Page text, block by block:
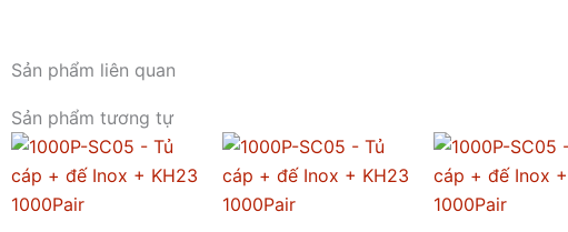
Sản phẩm liên quan
Sản phẩm tương tự